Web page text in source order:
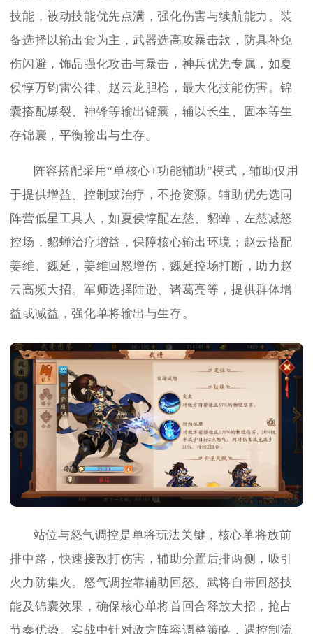
技能，被动技能优先点满，强化伤害与续航能力。装
备选择以输出套为主，武器选高攻暴击款，防具补免
伤闪避，饰品强化攻击与暴击，神兵优先专属，如夏
侯惇万钧雷公律、赵云龙胆枪，最大化技能伤害。锦
囊搭配爆裂、神锋等输出锦囊，辅以长生、固本等生
存锦囊，平衡输出与生存。
阵容搭配采用“单核心+功能辅助”模式，辅助仅用
于提供增益、控制或治疗，不抢资源。辅助优先选同
阵营低星工具人，如夏侯惇配左慈、貂蝉，左慈减怒
控场，貂蝉治疗增益，保障核心输出环境；赵云搭配
姜维、魏延，姜维回怒增伤，魏延控场打断，助力赵
云高频大招。军师选择陆逊、诸葛亮等，提供群体增
益或减益，强化单将输出与生存。
站位与怒气调控是单将玩法关键，核心单将放前
排中路，快速接敌打伤害，辅助分置后排两侧，吸引
火力防集火。怒气调控靠辅助回怒、武将自带回怒技
能及锦囊效果，确保核心单将首回合释放大招，抢占
节奏优势。实战中针对敌方阵容调整策略，遇控制流